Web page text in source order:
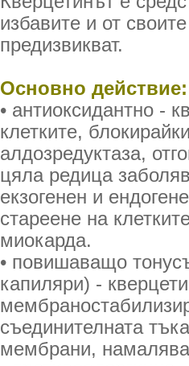
избавите и от
предизвикват.
Основно действие:
• антиоксидантно -
клетките,
алдозредуктаза,
цяла редица
екзогенен и
стареене на
миокарда.
• повишаващо
капиляри) -
съединителната
мембрани, намалява